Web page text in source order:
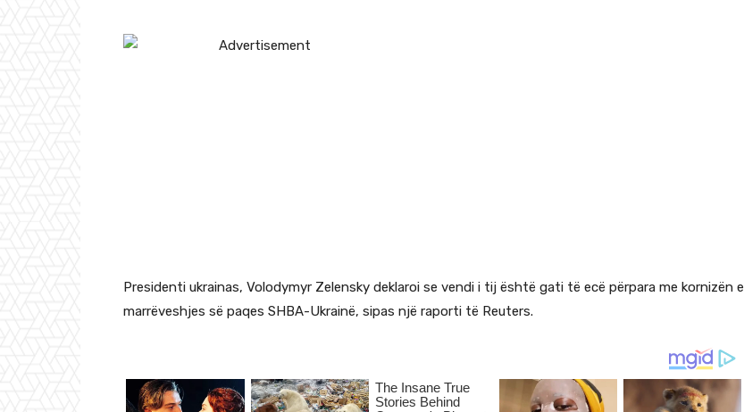
Presidenti ukrainas, Volodymyr Zelensky deklaroi se vendi i tij është gati të ecë përpara me kornizën e
marrëveshjes së paqes SHBA-Ukrainë, sipas një raporti të Reuters.